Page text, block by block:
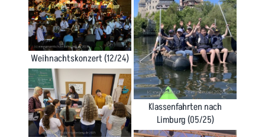
Klassenfahrten nach
Limburg (05/25)
Weihnachtskonzert (12/24)